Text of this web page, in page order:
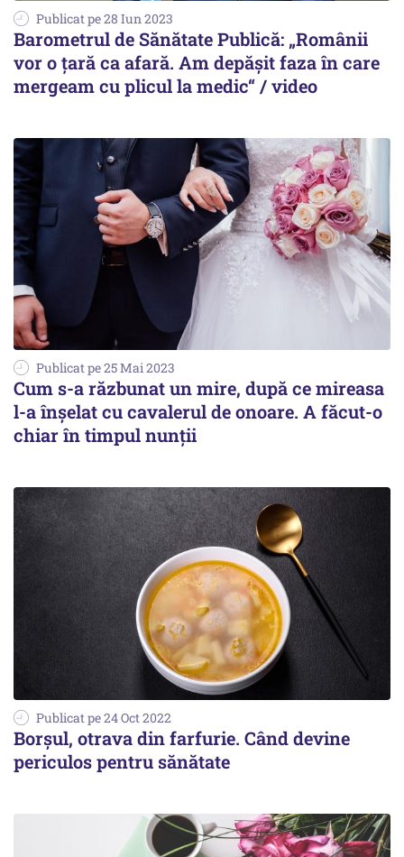
Publicat pe 28 Iun 2023
Barometrul de Sănătate Publică: „Românii
vor o țară ca afară. Am depășit faza în care
mergeam cu plicul la medic“ / video
Publicat pe 25 Mai 2023
Cum s-a răzbunat un mire, după ce mireasa
l-a înșelat cu cavalerul de onoare. A făcut-o
chiar în timpul nunții
Publicat pe 24 Oct 2022
Borşul, otrava din farfurie. Când devine
periculos pentru sănătate